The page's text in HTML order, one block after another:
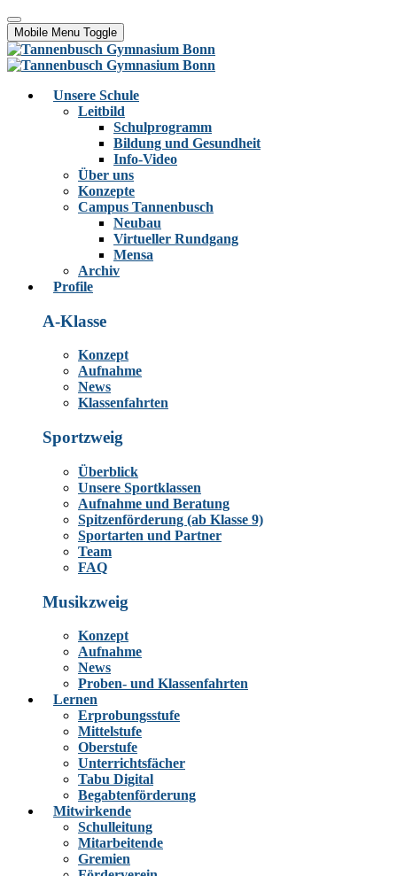
Mobile Menu Toggle
Unsere Schule
Leitbild
Schulprogramm
Bildung und Gesundheit
Info-Video
Über uns
Konzepte
Campus Tannenbusch
Neubau
Virtueller Rundgang
Mensa
Archiv
Profile
A-Klasse
Konzept
Aufnahme
News
Klassenfahrten
Sportzweig
Überblick
Unsere Sportklassen
Aufnahme und Beratung
Spitzenförderung (ab Klasse 9)
Sportarten und Partner
Team
FAQ
Musikzweig
Konzept
Aufnahme
News
Proben- und Klassenfahrten
Lernen
Erprobungsstufe
Mittelstufe
Oberstufe
Unterrichtsfächer
Tabu Digital
Begabtenförderung
Mitwirkende
Schulleitung
Mitarbeitende
Gremien